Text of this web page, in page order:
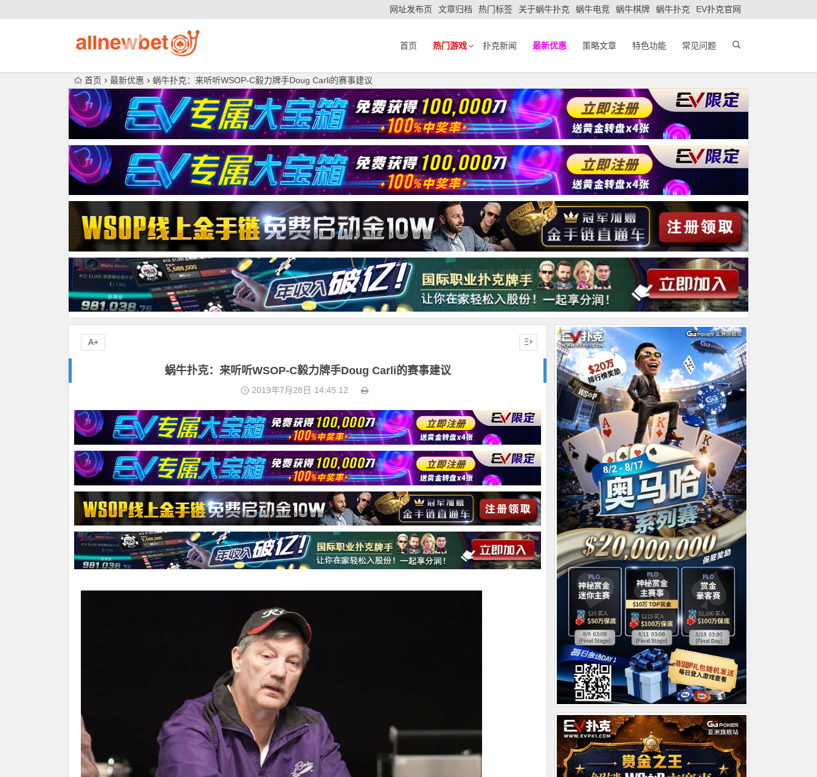
网址发布页 文章归档 热门标签 关于蜗牛扑克 蜗牛电竞 蜗牛棋牌 蜗牛扑克 EV扑克官网
首页 热门游戏 扑克新闻 最新优惠 策略文章 特色功能 常见问题
首页 最新优惠 蜗牛扑克：来听听WSOP-C毅力牌手Doug Carli的赛事建议
蜗牛扑克：来听听WSOP-C毅力牌手Doug Carli的赛事建议
2019年7月28日 14:45:12
A+